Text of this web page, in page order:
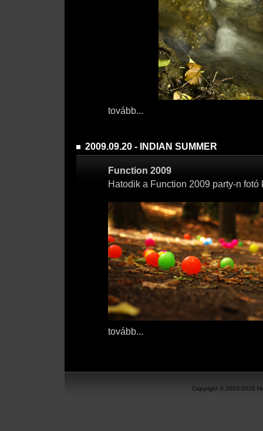
tovább...
2009.09.20 - INDIAN SUMMER
Function 2009
Hatodik a Function 2009 party-n fotó
tovább...
Copyright © 2003-2026